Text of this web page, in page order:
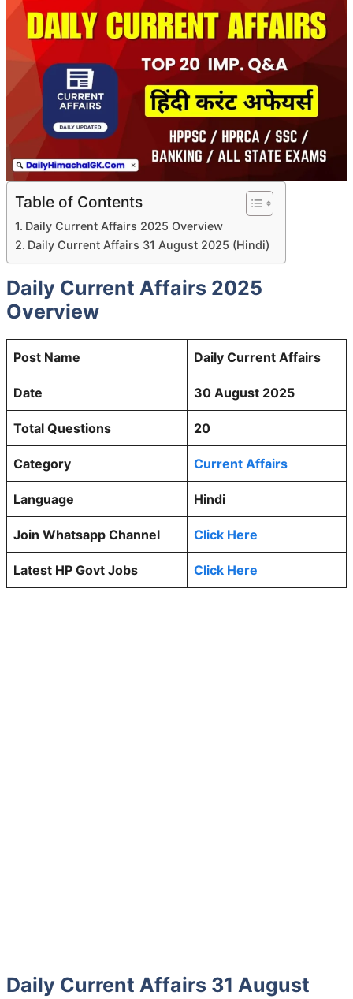
Table of Contents
Daily Current Affairs 2025 Overview
Daily Current Affairs 31 August 2025 (Hindi)
Daily Current Affairs 2025
Overview
Post Name Daily Current Affairs
Date 30 August 2025
Total Questions 20
Category Current Affairs
Language Hindi
Join Whatsapp Channel Click Here
Latest HP Govt Jobs Click Here
Daily Current Affairs 31 August